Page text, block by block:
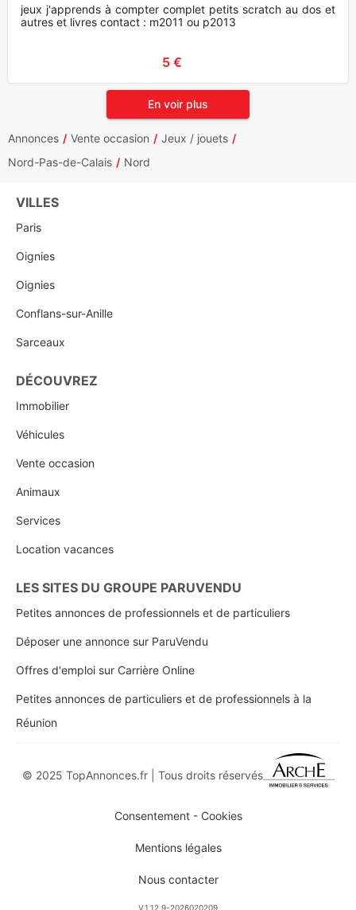
jeux j'apprends à compter complet petits scratch au dos et
autres et livres contact : m2011 ou p2013
5 €
En voir plus
Annonces Vente occasion
Jeux / jouets
Nord-Pas-de-Calais
Nord
VILLES
Paris
Oignies
Oignies
Conflans-sur-Anille
Sarceaux
DÉCOUVREZ
Immobilier
Véhicules
Vente occasion
Animaux
Services
Location vacances
LES SITES DU GROUPE PARUVENDU
Petites annonces de professionnels et de particuliers
Déposer une annonce sur ParuVendu
Offres d'emploi sur Carrière Online
Petites annonces de particuliers et de professionnels à la
Réunion
© 2025 TopAnnonces.fr | Tous droits réservés
Consentement - Cookies
Mentions légales
Nous contacter
V.1.12.9-2026020209